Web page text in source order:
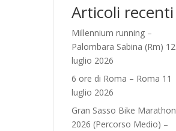
Articoli recenti
Millennium running –
Palombara Sabina (Rm) 12
luglio 2026
6 ore di Roma – Roma 11
luglio 2026
Gran Sasso Bike Marathon
2026 (Percorso Medio) –